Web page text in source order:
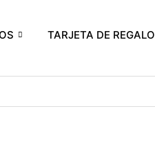
TARJETA DE REGALO